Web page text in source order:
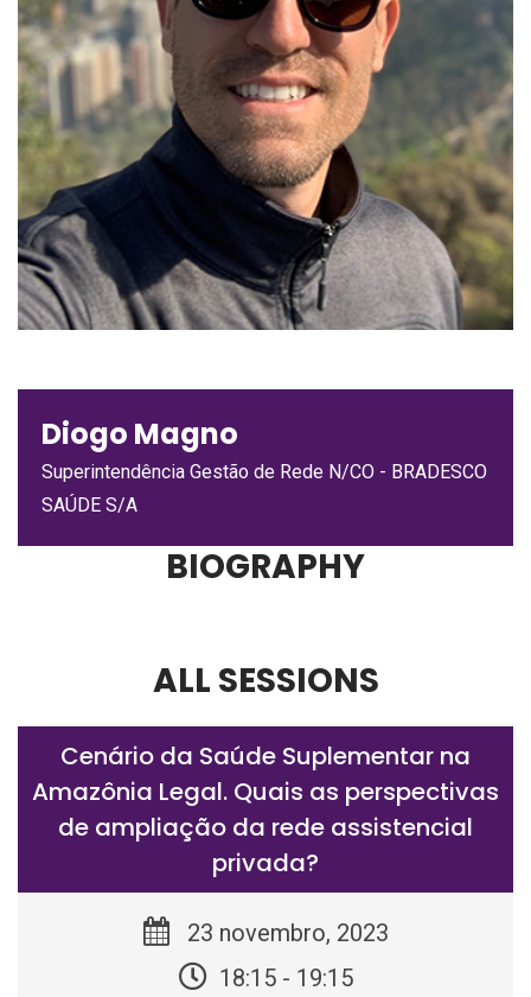
Diogo Magno
Superintendência Gestão de Rede N/CO - BRADESCO
SAÚDE S/A
BIOGRAPHY
ALL SESSIONS
Cenário da Saúde Suplementar na
Amazônia Legal. Quais as perspectivas
de ampliação da rede assistencial
privada?
23 novembro, 2023
18:15 - 19:15